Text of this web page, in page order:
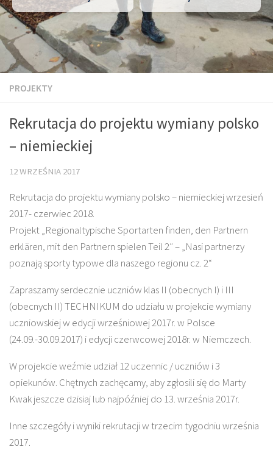
PROJEKTY
Rekrutacja do projektu wymiany polsko
– niemieckiej
12 WRZEŚNIA 2017
Rekrutacja do projektu wymiany polsko – niemieckiej wrzesień
2017- czerwiec 2018.
Projekt „Regionaltypische Sportarten finden, den Partnern
erklären, mit den Partnern spielen Teil 2″ – „Nasi partnerzy
poznają sporty typowe dla naszego regionu cz. 2“
Zapraszamy serdecznie uczniów klas II (obecnych I) i III
(obecnych II) TECHNIKUM do udziału w projekcie wymiany
uczniowskiej w edycji wrześniowej 2017r. w Polsce
(24.09.-30.09.2017) i edycji czerwcowej 2018r. w Niemczech.
W projekcie weźmie udział 12 uczennic / uczniów i 3
opiekunów. Chętnych zachęcamy, aby zgłosili się do Marty
Kwak jeszcze dzisiaj lub najpóźniej do 13. września 2017r.
Inne szczegóły i wyniki rekrutacji w trzecim tygodniu września
2017.